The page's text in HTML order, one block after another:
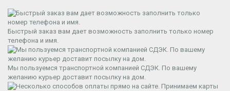
Быстрый заказ вам дает возможность заполнить только номер
телефона и имя.
Мы пользуемся транспортной компанией СДЭК. По вашему
желанию курьер доставит посылку на дом.